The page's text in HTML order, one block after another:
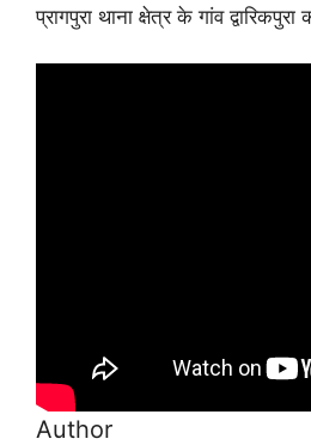
प्रागपुरा थाना क्षेत्र के गांव
Author